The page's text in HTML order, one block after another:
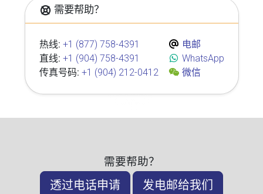
需要帮助？
热线: +1 (877) 758-4391
直线: +1 (904) 758-4391
传真号码: +1 (904) 212-0412
电邮
WhatsApp
微信
需要帮助？
透过电话申请 发电邮给我们